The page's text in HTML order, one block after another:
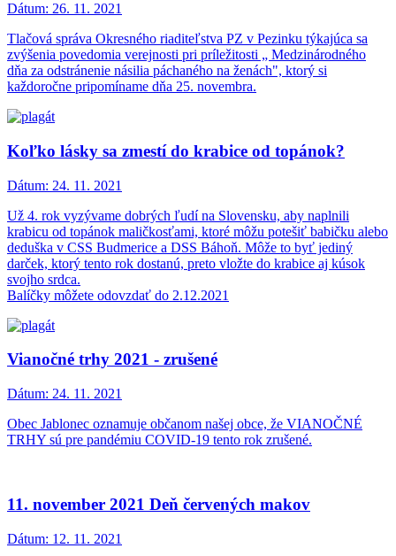
Dátum: 26. 11. 2021
Tlačová správa Okresného riaditeľstva PZ v Pezinku týkajúca sa
zvýšenia povedomia verejnosti pri príležitosti „ Medzinárodného
dňa za odstránenie násilia páchaného na ženách", ktorý si
každoročne pripomíname dňa 25. novembra.
Koľko lásky sa zmestí do krabice od topánok?
Dátum: 24. 11. 2021
Už 4. rok vyzývame dobrých ľudí na Slovensku, aby naplnili
krabicu od topánok maličkosťami, ktoré môžu potešiť babičku alebo
deduška v CSS Budmerice a DSS Báhoň. Môže to byť jediný
darček, ktorý tento rok dostanú, preto vložte do krabice aj kúsok
svojho srdca.
Balíčky môžete odovzdať do 2.12.2021
Vianočné trhy 2021 - zrušené
Dátum: 24. 11. 2021
Obec Jablonec oznamuje občanom našej obce, že VIANOČNÉ
TRHY sú pre pandémiu COVID-19 tento rok zrušené.
11. november 2021 Deň červených makov
Dátum: 12. 11. 2021